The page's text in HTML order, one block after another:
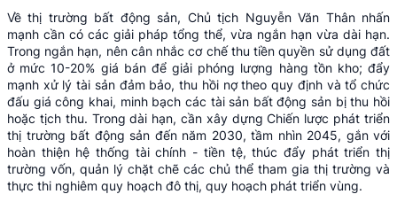
Về thị trường bất động sản, Chủ tịch Nguyễn Văn Thân nhấn
mạnh cần có các giải pháp tổng thể, vừa ngắn hạn vừa dài hạn.
Trong ngắn hạn, nên cân nhắc cơ chế thu tiền quyền sử dụng đất
ở mức 10-20% giá bán để giải phóng lượng hàng tồn kho; đẩy
mạnh xử lý tài sản đảm bảo, thu hồi nợ theo quy định và tổ chức
đấu giá công khai, minh bạch các tài sản bất động sản bị thu hồi
hoặc tịch thu. Trong dài hạn, cần xây dựng Chiến lược phát triển
thị trường bất động sản đến năm 2030, tầm nhìn 2045, gắn với
hoàn thiện hệ thống tài chính - tiền tệ, thúc đẩy phát triển thị
trường vốn, quản lý chặt chẽ các chủ thể tham gia thị trường và
thực thi nghiêm quy hoạch đô thị, quy hoạch phát triển vùng.